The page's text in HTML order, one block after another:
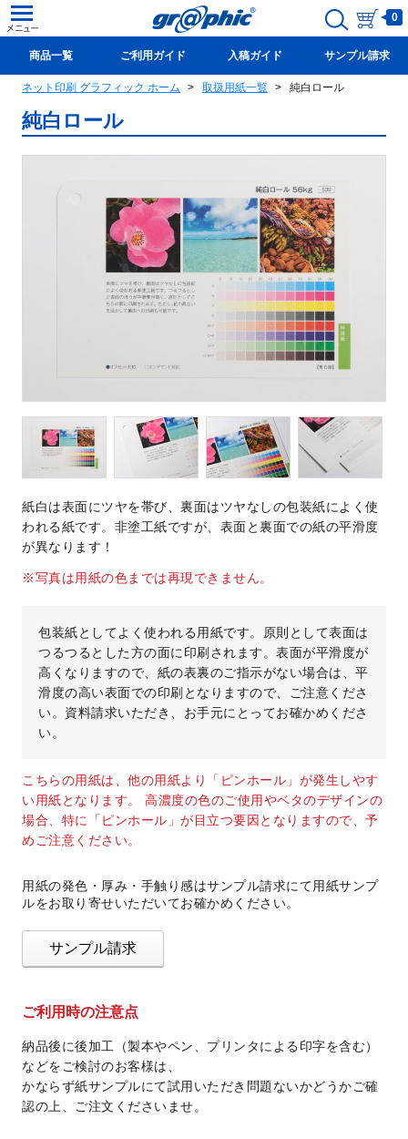
0
商品一覧 ご利用ガイド 入稿ガイド サンプル請求
新規会員登録(無料)
ネット印刷 グラフィック ホーム 取扱用紙一覧 純白ロール
純白ロール
紙白は表面にツヤを帯び、裏面はツヤなしの包装紙によく使
われる紙です。非塗工紙ですが、表面と裏面での紙の平滑度
が異なります！
※写真は用紙の色までは再現できません。
包装紙としてよく使われる用紙です。原則として表面は
つるつるとした方の面に印刷されます。表面が平滑度が
高くなりますので、紙の表裏のご指示がない場合は、平
滑度の高い表面での印刷となりますので、ご注意くださ
い。資料請求いただき、お手元にとってお確かめくださ
い。
こちらの用紙は、他の用紙より「ピンホール」が発生しやす
い用紙となります。 高濃度の色のご使用やベタのデザインの
場合、特に「ピンホール」が目立つ要因となりますので、予
めご注意ください。
用紙の発色・厚み・手触り感はサンプル請求にて用紙サンプ
ルをお取り寄せいただいてお確かめください。
サンプル請求
ご利用時の注意点
納品後に後加工（製本やペン、プリンタによる印字を含む）
などをご検討のお客様は、
かならず紙サンプルにて試用いただき問題ないかどうかご確
認の上、ご注文くださいませ。